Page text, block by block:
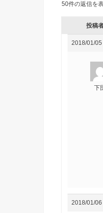
50件の返信を
投稿
2018/01/
下
2018/01/